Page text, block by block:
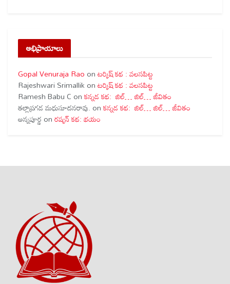
అభిప్రాయాలు
Gopal Venuraja Rao onటర్కిష్ కథ : వలసపిట్ట
Rajeshwari Srimallik onటర్కిష్ కథ : వలసపిట్ట
Ramesh Babu C onకన్నడ కథ: జిల్… జిల్… జీవితం
తల్లాప్రగడ మధుసూదనరావు. onకన్నడ కథ: జిల్… జిల్… జీవితం
అన్నపూర్ణ onరష్యన్ కథ: భయం